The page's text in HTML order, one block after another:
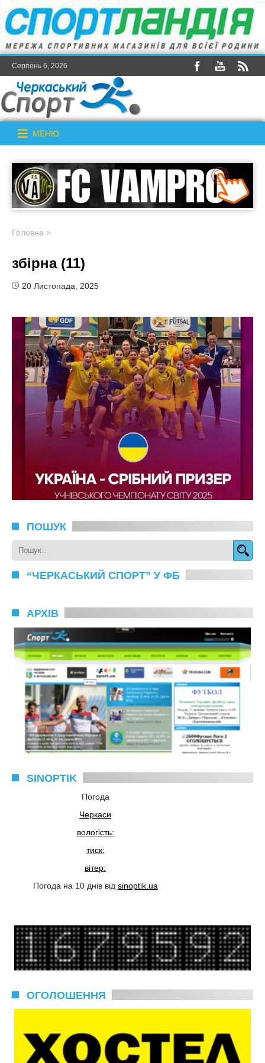
Серпень 6, 2026
МЕНЮ
Головна >
збірна (11)
20 Листопада, 2025
ПОШУК
“ЧЕРКАСЬКИЙ СПОРТ” У ФБ
АРХІВ
SINOPTIK
Погода
Черкаси
вологість:
тиск:
вітер:
Погода на 10 днів від sinoptik.ua
ОГОЛОШЕННЯ